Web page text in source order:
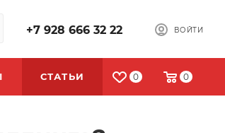
+7 928 666 32 22 ВОЙТИ
0 0
СТАТЬИ